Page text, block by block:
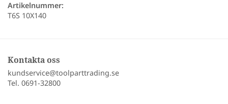
Artikelnummer:
T6S 10X140
Kontakta oss
kundservice@toolparttrading.se
Tel. 0691-32800